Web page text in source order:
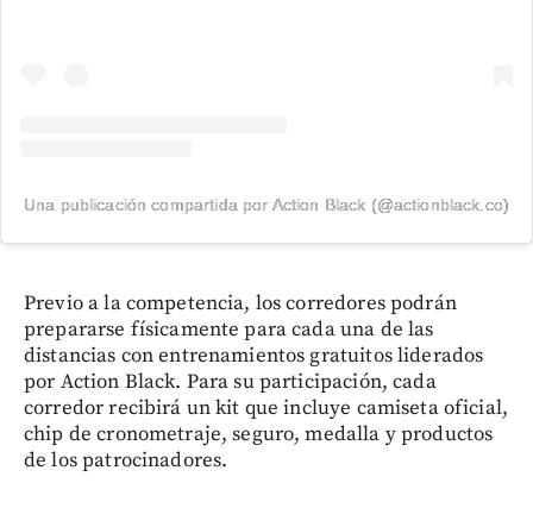
Una publicación compartida por Action Black (@actionblack.co)
Previo a la competencia, los corredores podrán
prepararse físicamente para cada una de las
distancias con entrenamientos gratuitos liderados
por Action Black. Para su participación, cada
corredor recibirá un kit que incluye camiseta oficial,
chip de cronometraje, seguro, medalla y productos
de los patrocinadores.